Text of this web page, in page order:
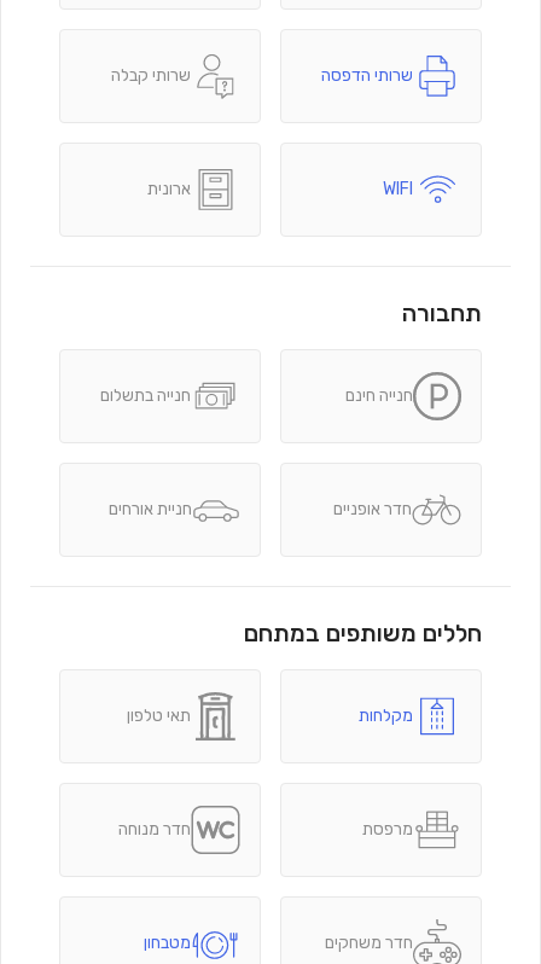
שרותי הדפסה שרותי קבלה
WIFI ארונית
תחבורה
חנייה חינם חנייה בתשלום
חדר אופניים חניית אורחים
חללים משותפים במתחם
מקלחות תאי טלפון
מרפסת חדר מנוחה
חדר משחקים מטבחון